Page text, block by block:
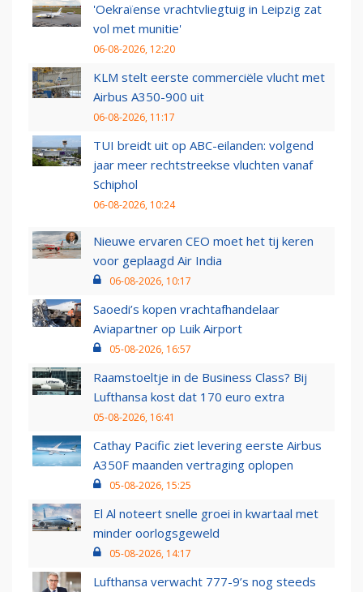
'Oekraïense vrachtvliegtuig in Leipzig zat
vol met munitie'
06-08-2026, 12:20
KLM stelt eerste commerciële vlucht met
Airbus A350-900 uit
06-08-2026, 11:17
TUI breidt uit op ABC-eilanden: volgend
jaar meer rechtstreekse vluchten vanaf
Schiphol
06-08-2026, 10:24
Nieuwe ervaren CEO moet het tij keren
voor geplaagd Air India
06-08-2026, 10:17
Saoedi’s kopen vrachtafhandelaar
Aviapartner op Luik Airport
05-08-2026, 16:57
Raamstoeltje in de Business Class? Bij
Lufthansa kost dat 170 euro extra
05-08-2026, 16:41
Cathay Pacific ziet levering eerste Airbus
A350F maanden vertraging oplopen
05-08-2026, 15:25
El Al noteert snelle groei in kwartaal met
minder oorlogsgeweld
05-08-2026, 14:17
Lufthansa verwacht 777-9’s nog steeds